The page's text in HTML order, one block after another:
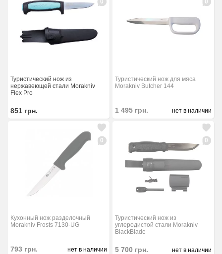
Туристический нож из
нержавеющей стали Morakniv
Flex Pro
851 грн.
Туристический нож для мяса
Morakniv Butcher 144
1 495 грн. нет в наличии
0
Кухонный нож разделочный
Morakniv Frosts 7130-UG
793 грн. нет в наличии
0
Туристический нож из
углеродистой стали Morakniv
BlackBlade
5 700 грн. нет в наличии